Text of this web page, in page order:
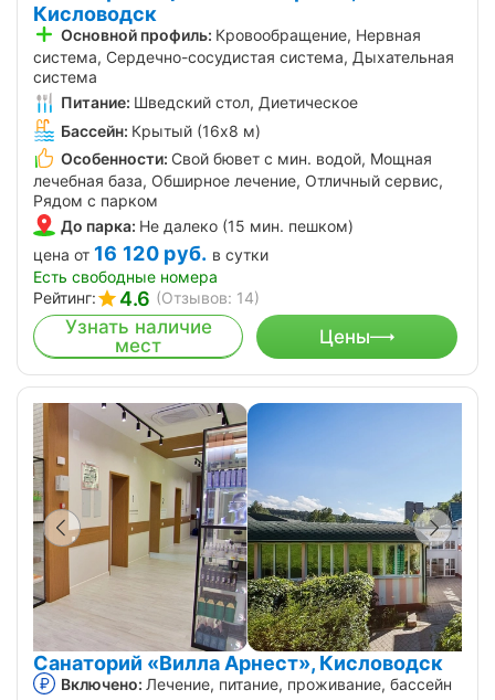
Кисловодск
Основной профиль: Кровообращение, Нервная
система, Сердечно-сосудистая система, Дыхательная
система
Питание: Шведский стол, Диетическое
Бассейн: Крытый (16х8 м)
Особенности: Свой бювет с мин. водой, Мощная
лечебная база, Обширное лечение, Отличный сервис,
Рядом с парком
До парка: Не далеко (15 мин. пешком)
цена от 16 120 руб. в сутки
Есть свободные номера
Рейтинг:
4.6 (Отзывов: 14)
Узнать наличие
мест
Цены
Санаторий «Вилла Арнест», Кисловодск
Включено: Лечение, питание, проживание, бассейн